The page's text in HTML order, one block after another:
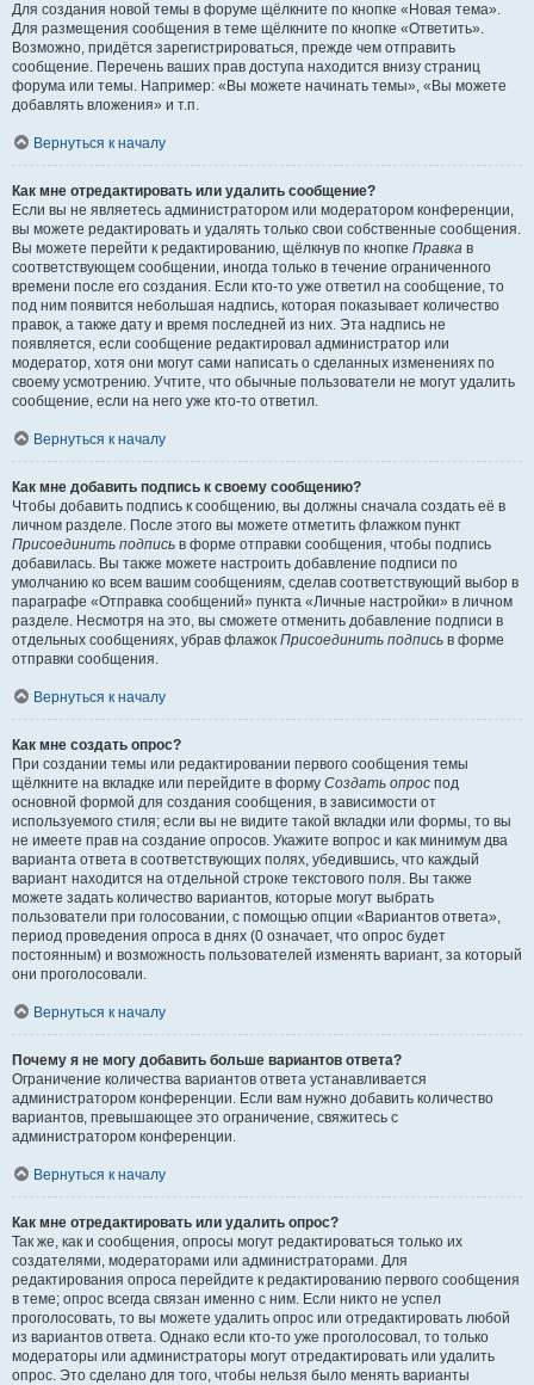
Для создания новой темы в форуме щёлкните по кнопке «Новая тема».
Для размещения сообщения в теме щёлкните по кнопке «Ответить».
Возможно, придётся зарегистрироваться, прежде чем отправить
сообщение. Перечень ваших прав доступа находится внизу страниц
форума или темы. Например: «Вы можете начинать темы», «Вы можете
добавлять вложения» и т.п.
Вернуться к началу
Как мне отредактировать или удалить сообщение?
Если вы не являетесь администратором или модератором конференции,
вы можете редактировать и удалять только свои собственные сообщения.
Вы можете перейти к редактированию, щёлкнув по кнопке Правка в
соответствующем сообщении, иногда только в течение ограниченного
времени после его создания. Если кто-то уже ответил на сообщение, то
под ним появится небольшая надпись, которая показывает количество
правок, а также дату и время последней из них. Эта надпись не
появляется, если сообщение редактировал администратор или
модератор, хотя они могут сами написать о сделанных изменениях по
своему усмотрению. Учтите, что обычные пользователи не могут удалить
сообщение, если на него уже кто-то ответил.
Вернуться к началу
Как мне добавить подпись к своему сообщению?
Чтобы добавить подпись к сообщению, вы должны сначала создать её в
личном разделе. После этого вы можете отметить флажком пункт
Присоединить подпись в форме отправки сообщения, чтобы подпись
добавилась. Вы также можете настроить добавление подписи по
умолчанию ко всем вашим сообщениям, сделав соответствующий выбор в
параграфе «Отправка сообщений» пункта «Личные настройки» в личном
разделе. Несмотря на это, вы сможете отменить добавление подписи в
отдельных сообщениях, убрав флажок Присоединить подпись в форме
отправки сообщения.
Вернуться к началу
Как мне создать опрос?
При создании темы или редактировании первого сообщения темы
щёлкните на вкладке или перейдите в форму Создать опрос под
основной формой для создания сообщения, в зависимости от
используемого стиля; если вы не видите такой вкладки или формы, то вы
не имеете прав на создание опросов. Укажите вопрос и как минимум два
варианта ответа в соответствующих полях, убедившись, что каждый
вариант находится на отдельной строке текстового поля. Вы также
можете задать количество вариантов, которые могут выбрать
пользователи при голосовании, с помощью опции «Вариантов ответа»,
период проведения опроса в днях (0 означает, что опрос будет
постоянным) и возможность пользователей изменять вариант, за который
они проголосовали.
Вернуться к началу
Почему я не могу добавить больше вариантов ответа?
Ограничение количества вариантов ответа устанавливается
администратором конференции. Если вам нужно добавить количество
вариантов, превышающее это ограничение, свяжитесь с
администратором конференции.
Вернуться к началу
Как мне отредактировать или удалить опрос?
Так же, как и сообщения, опросы могут редактироваться только их
создателями, модераторами или администраторами. Для
редактирования опроса перейдите к редактированию первого сообщения
в теме; опрос всегда связан именно с ним. Если никто не успел
проголосовать, то вы можете удалить опрос или отредактировать любой
из вариантов ответа. Однако если кто-то уже проголосовал, то только
модераторы или администраторы могут отредактировать или удалить
опрос. Это сделано для того, чтобы нельзя было менять варианты